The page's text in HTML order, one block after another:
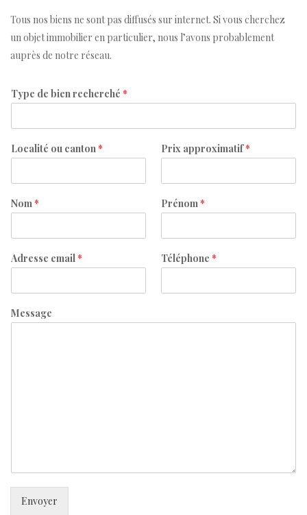
Tous nos biens ne sont pas diffusés sur internet. Si vous cherchez
un objet immobilier en particulier, nous l’avons probablement
auprès de notre réseau.
Type de bien recherché *
Localité ou canton * Prix approximatif*
Nom * Prénom *
Adresse email * Téléphone *
Message
Envoyer